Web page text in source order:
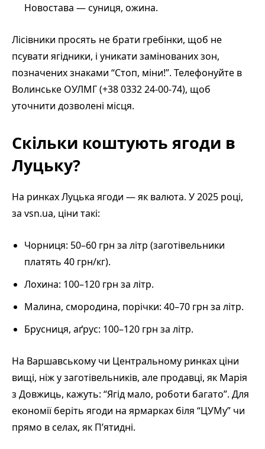
Новостава — суниця, ожина.
Лісівники просять не брати гребінки, щоб не
псувати ягідники, і уникати замінованих зон,
позначених знаками “Стоп, міни!”. Телефонуйте в
Волинське ОУЛМГ (+38 0332 24-00-74), щоб
уточнити дозволені місця.
Скільки коштують ягоди в
Луцьку?
На ринках Луцька ягоди — як валюта. У 2025 році,
за vsn.ua, ціни такі:
Чорниця: 50–60 грн за літр (заготівельники
платять 40 грн/кг).
Лохина: 100–120 грн за літр.
Малина, смородина, порічки: 40–70 грн за літр.
Брусниця, аґрус: 100–120 грн за літр.
На Варшавському чи Центральному ринках ціни
вищі, ніж у заготівельників, але продавці, як Марія
з Довжиць, кажуть: “Ягід мало, роботи багато”. Для
економії беріть ягоди на ярмарках біля “ЦУМу” чи
прямо в селах, як П’ятидні.